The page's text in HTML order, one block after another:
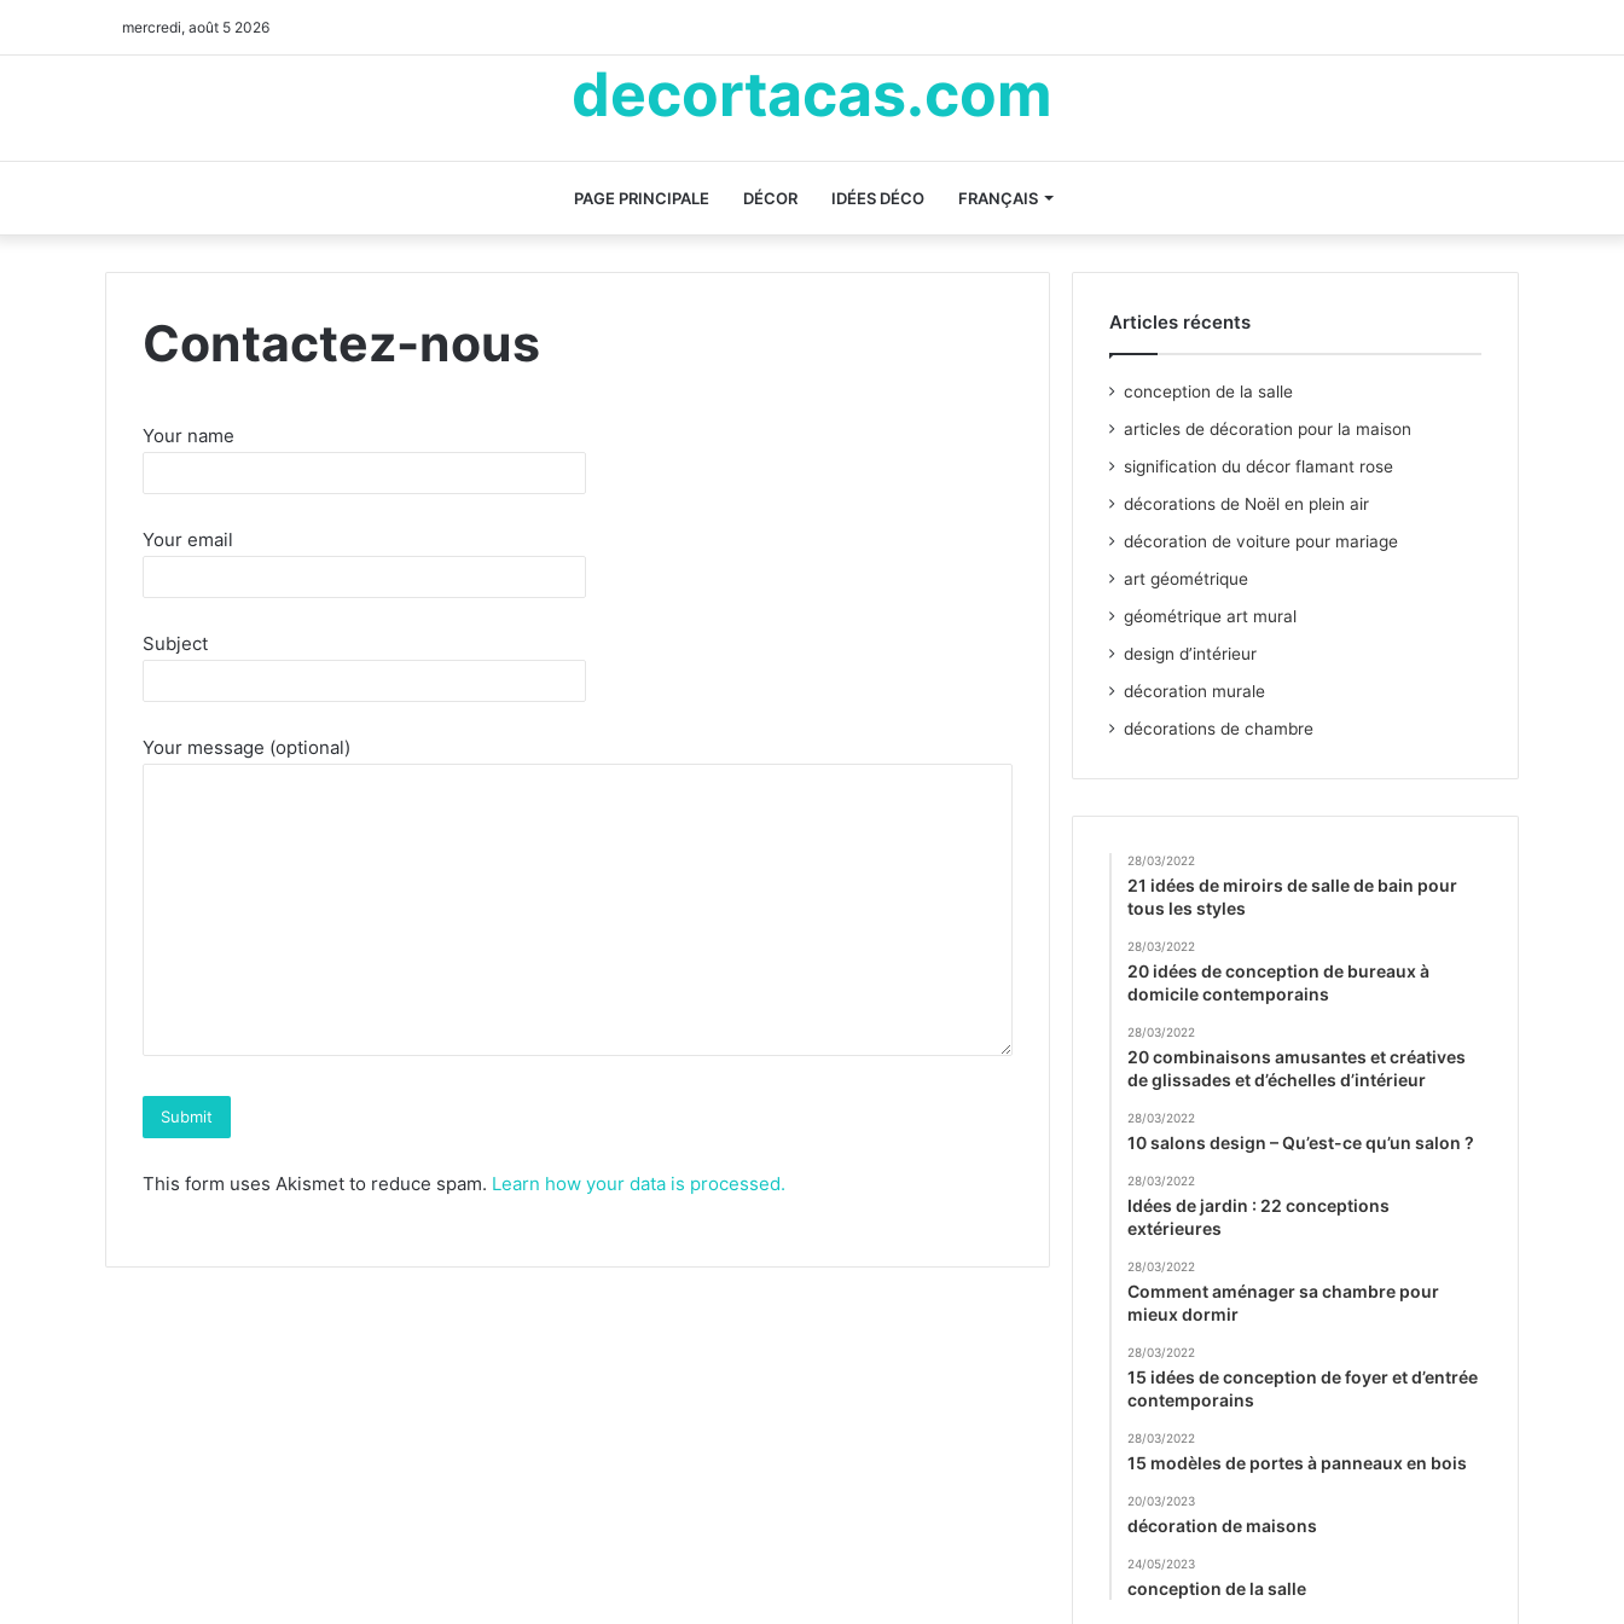
mercredi, août 5 2026
decortacas.com
PAGE PRINCIPALE DÉCOR IDÉES DÉCO FRANÇAIS
Contactez-nous
Your name
Your email
Subject
Your message (optional)
This form uses Akismet to reduce spam. Learn how your data is processed.
Articles récents
conception de la salle
articles de décoration pour la maison
signification du décor flamant rose
décorations de Noël en plein air
décoration de voiture pour mariage
art géométrique
géométrique art mural
design d’intérieur
décoration murale
décorations de chambre
28/03/2022
21 idées de miroirs de salle de bain pour
tous les styles
28/03/2022
20 idées de conception de bureaux à
domicile contemporains
28/03/2022
20 combinaisons amusantes et créatives
de glissades et d’échelles d’intérieur
28/03/2022
10 salons design – Qu’est-ce qu’un salon ?
28/03/2022
Idées de jardin : 22 conceptions
extérieures
28/03/2022
Comment aménager sa chambre pour
mieux dormir
28/03/2022
15 idées de conception de foyer et d’entrée
contemporains
28/03/2022
15 modèles de portes à panneaux en bois
20/03/2023
décoration de maisons
24/05/2023
conception de la salle